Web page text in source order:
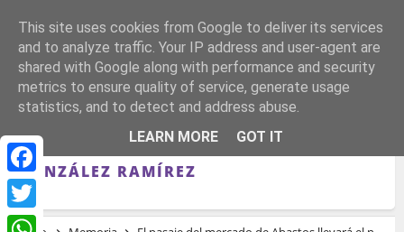
Facebook
Twitter
EL PASAJE DEL MERCADO DE ABASTOS
LLEVARÁ EL NOMBRE DE VALENTÍN
GONZÁLEZ RAMÍREZ
This site uses cookies from Google to deliver its services
and to analyze traffic. Your IP address and user-agent are
shared with Google along with performance and security
metrics to ensure quality of service, generate usage
statistics, and to detect and address abuse.
LEARN MORE
GOT IT